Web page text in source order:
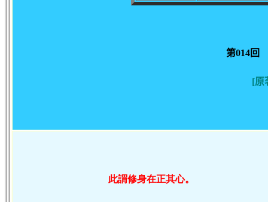
第014
[原
此謂修身在正其心。